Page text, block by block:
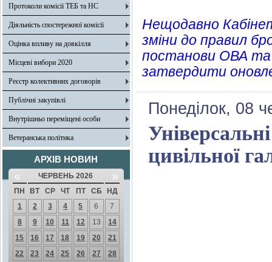
Протоколи комісії ТЕБ та НС
Діяльність спостережної комісії
Оцінка впливу на довкілля
Місцеві вибори 2020
Реєстр колективних договорів
Публічні закупівлі
Внутрішньо переміщені особи
Ветеранська політика
АРХІВ НОВИН
« ЧЕРВЕНЬ 2026 »
ПН ВТ СР ЧТ ПТ СБ
НД
1
2 3 4 5 6
7
8
9 10 11 12 13
14
15
16 17 18 19 20
21
22
23 24 25 26 27
28
Нещодавно
зміни до правил
постанови ОВА та
затвердити
Понеділок, 08
цивільної